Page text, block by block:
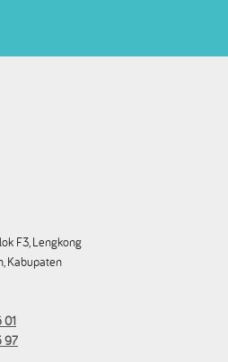
F3, Lengkong
Kabupaten
01
97